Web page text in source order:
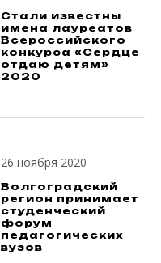
Стали известны
имена лауреатов
Всероссийского
конкурса «Сердце
отдаю детям»
2020
26 ноября 2020
Волгоградский
регион принимает
студенческий
форум
педагогических
вузов